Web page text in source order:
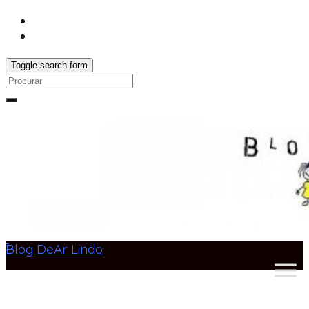
Toggle search form
Search
Blog DeAr Lindo